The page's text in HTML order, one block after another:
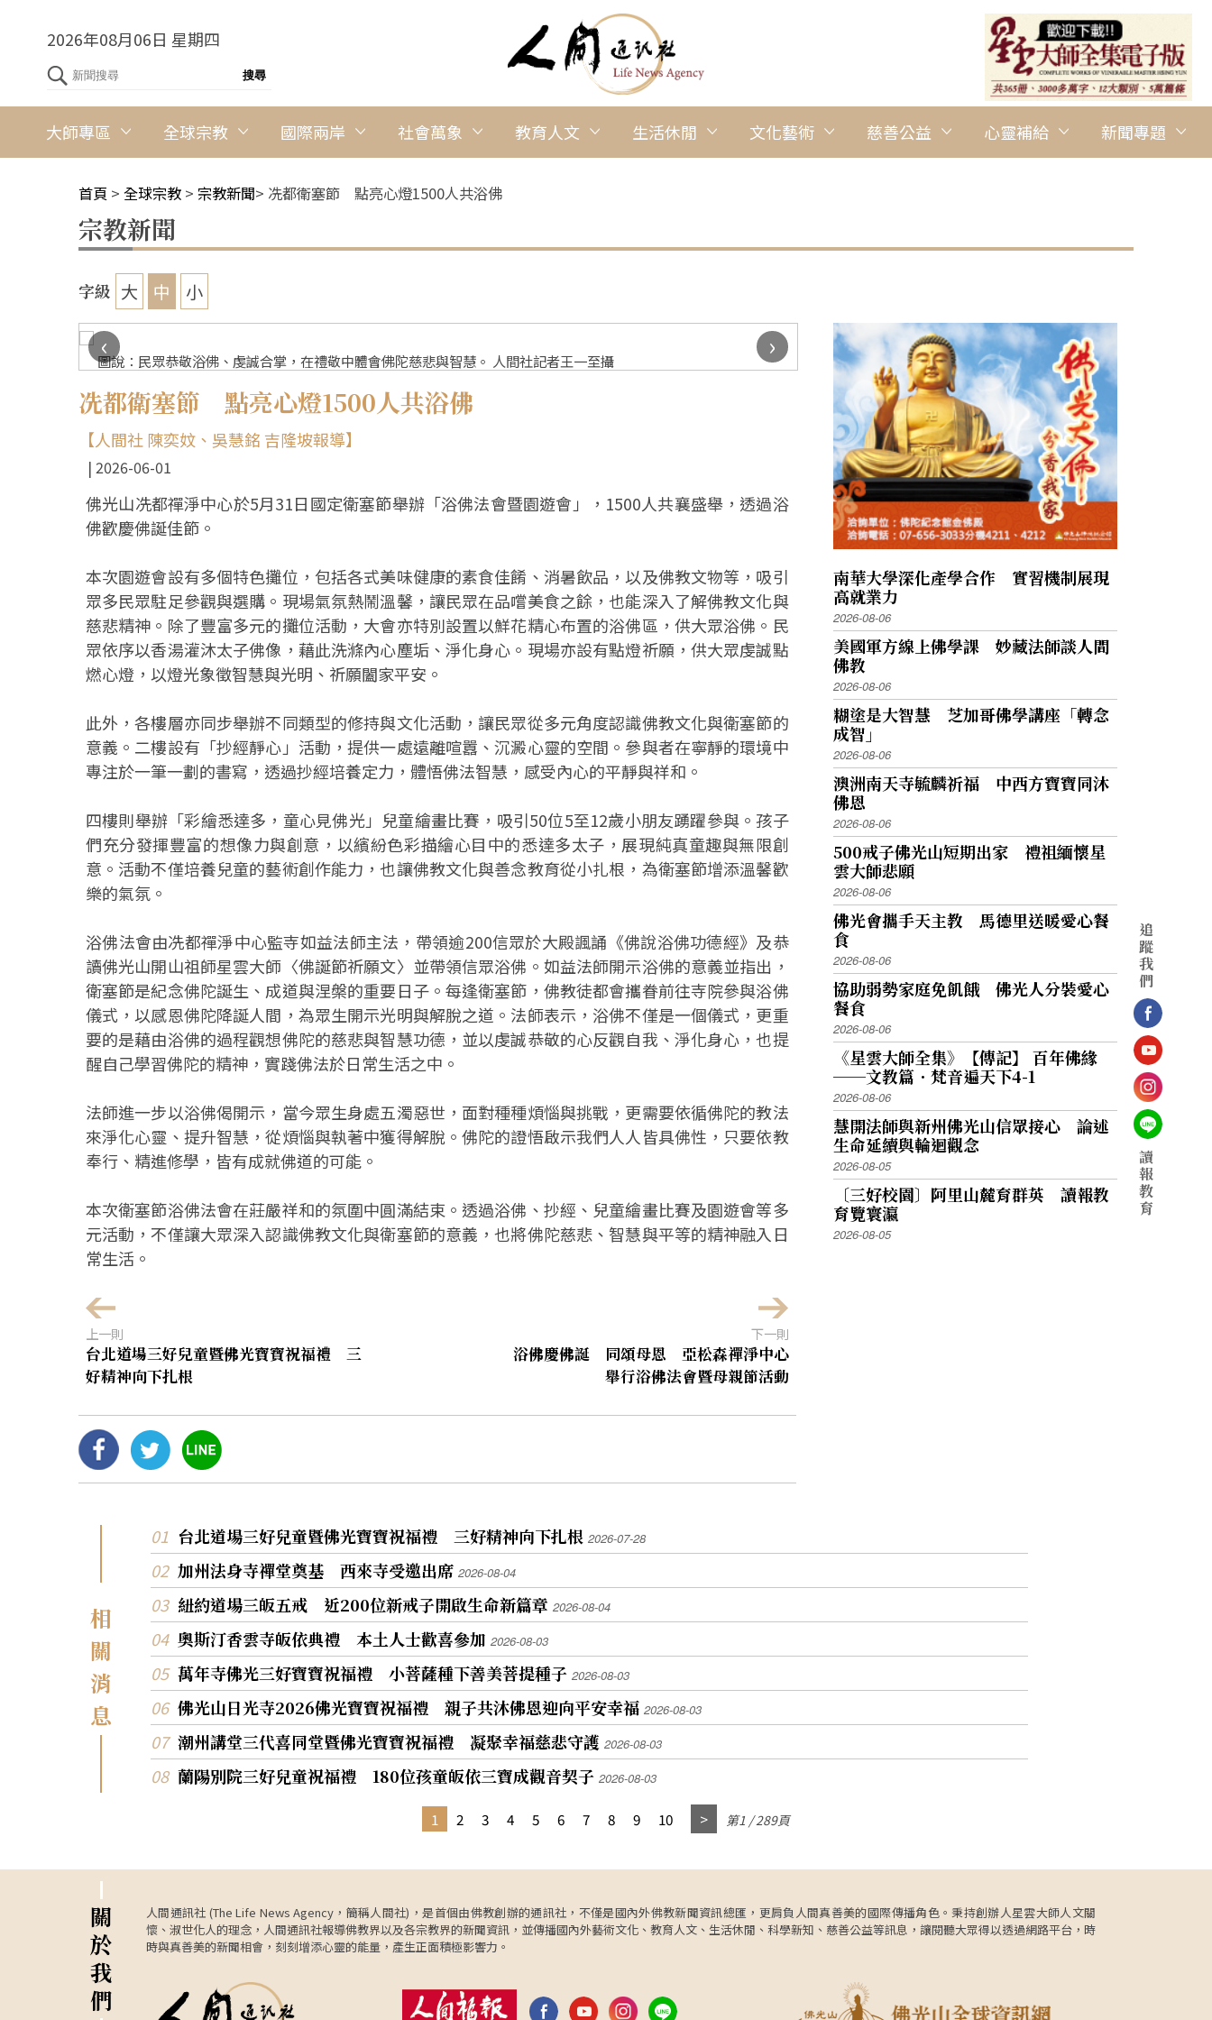
2026年08月06日 星期四
大師專區 全球宗教 國際兩岸 社會萬象 教育人文 生活休閒 文化藝術 慈善公益 心靈補給 新聞專題
首頁 > 全球宗教 > 宗教新聞> 冼都衛塞節 點亮心燈1500人共浴佛
宗教新聞
字級 大 中 小
圖說：民眾恭敬浴佛、虔誠合掌，在禮敬中體會佛陀慈悲與智慧。 人間社記者王一至攝 圖說：冼都禪淨中心監寺如益法師帶領信眾浴佛。 人間社記者王
‹
›
冼都衛塞節 點亮心燈1500人共浴佛
【人間社 陳奕妏、吳慧銘 吉隆坡報導】
2026-06-01
佛光山冼都禪淨中心於5月31日國定衛塞節舉辦「浴佛法會暨園遊會」，1500人共襄盛舉，透過浴
佛歡慶佛誕佳節。
本次園遊會設有多個特色攤位，包括各式美味健康的素食佳餚、消暑飲品，以及佛教文物等，吸引
眾多民眾駐足參觀與選購。現場氣氛熱鬧溫馨，讓民眾在品嚐美食之餘，也能深入了解佛教文化與
慈悲精神。除了豐富多元的攤位活動，大會亦特別設置以鮮花精心布置的浴佛區，供大眾浴佛。民
眾依序以香湯灌沐太子佛像，藉此洗滌內心塵垢、淨化身心。現場亦設有點燈祈願，供大眾虔誠點
燃心燈，以燈光象徵智慧與光明、祈願闔家平安。
此外，各樓層亦同步舉辦不同類型的修持與文化活動，讓民眾從多元角度認識佛教文化與衛塞節的
意義。二樓設有「抄經靜心」活動，提供一處遠離喧囂、沉澱心靈的空間。參與者在寧靜的環境中
專注於一筆一劃的書寫，透過抄經培養定力，體悟佛法智慧，感受內心的平靜與祥和。
四樓則舉辦「彩繪悉達多，童心見佛光」兒童繪畫比賽，吸引50位5至12歲小朋友踴躍參與。孩子
們充分發揮豐富的想像力與創意，以繽紛色彩描繪心目中的悉達多太子，展現純真童趣與無限創
意。活動不僅培養兒童的藝術創作能力，也讓佛教文化與善念教育從小扎根，為衛塞節增添溫馨歡
樂的氣氛。
浴佛法會由冼都禪淨中心監寺如益法師主法，帶領逾200信眾於大殿諷誦《佛說浴佛功德經》及恭
讀佛光山開山祖師星雲大師〈佛誕節祈願文〉並帶領信眾浴佛。如益法師開示浴佛的意義並指出，
衛塞節是紀念佛陀誕生、成道與涅槃的重要日子。每逢衛塞節，佛教徒都會攜眷前往寺院參與浴佛
儀式，以感恩佛陀降誕人間，為眾生開示光明與解脫之道。法師表示，浴佛不僅是一個儀式，更重
要的是藉由浴佛的過程觀想佛陀的慈悲與智慧功德，並以虔誠恭敬的心反觀自我、淨化身心，也提
醒自己學習佛陀的精神，實踐佛法於日常生活之中。
法師進一步以浴佛偈開示，當今眾生身處五濁惡世，面對種種煩惱與挑戰，更需要依循佛陀的教法
來淨化心靈、提升智慧，從煩惱與執著中獲得解脫。佛陀的證悟啟示我們人人皆具佛性，只要依教
奉行、精進修學，皆有成就佛道的可能。
本次衛塞節浴佛法會在莊嚴祥和的氛圍中圓滿結束。透過浴佛、抄經、兒童繪畫比賽及園遊會等多
元活動，不僅讓大眾深入認識佛教文化與衛塞節的意義，也將佛陀慈悲、智慧與平等的精神融入日
常生活。
上一則
台北道場三好兒童暨佛光寶寶祝福禮 三
好精神向下扎根
下一則
浴佛慶佛誕 同頌母恩 亞松森禪淨中心
舉行浴佛法會暨母親節活動
南華大學深化產學合作 實習機制展現
高就業力
2026-08-06
美國軍方線上佛學課 妙藏法師談人間
佛教
2026-08-06
糊塗是大智慧 芝加哥佛學講座「轉念
成智」
2026-08-06
澳洲南天寺毓麟祈福 中西方寶寶同沐
佛恩
2026-08-06
500戒子佛光山短期出家 禮祖緬懷星
雲大師悲願
2026-08-06
佛光會攜手天主教 馬德里送暖愛心餐
食
2026-08-06
協助弱勢家庭免飢餓 佛光人分裝愛心
餐食
2026-08-06
《星雲大師全集》【傳記】 百年佛緣
──文教篇．梵音遍天下4-1
2026-08-06
慧開法師與新州佛光山信眾接心 論述
生命延續與輪迴觀念
2026-08-05
〔三好校園〕阿里山麓育群英 讀報教
育覽寰瀛
2026-08-05
相
關
消
息
台北道場三好兒童暨佛光寶寶祝福禮 三好精神向下扎根 2026-07-28
加州法身寺禪堂奠基 西來寺受邀出席 2026-08-04
紐約道場三皈五戒 近200位新戒子開啟生命新篇章 2026-08-04
奧斯汀香雲寺皈依典禮 本土人士歡喜參加 2026-08-03
萬年寺佛光三好寶寶祝福禮 小菩薩種下善美菩提種子 2026-08-03
佛光山日光寺2026佛光寶寶祝福禮 親子共沐佛恩迎向平安幸福 2026-08-03
潮州講堂三代喜同堂暨佛光寶寶祝福禮 凝聚幸福慈悲守護 2026-08-03
蘭陽別院三好兒童祝福禮 180位孩童皈依三寶成觀音契子 2026-08-03
1 2 3 4 5 6 7 8 9 10 第1 / 289頁
關
於
我
們
人間通訊社 (The Life News Agency，簡稱人間社)，是首個由佛教創辦的通訊社，不僅是國內外佛教新聞資訊總匯，更肩負人間真善美的國際傳播角色。秉持創辦人星雲大師人文關
懷、淑世化人的理念，人間通訊社報導佛教界以及各宗教界的新聞資訊，並傳播國內外藝術文化、教育人文、生活休閒、科學新知、慈善公益等訊息，讓閱聽大眾得以透過網路平台，時
時與真善美的新聞相會，刻刻增添心靈的能量，產生正面積極影響力。
追
蹤
我
們
讀
報
教
育